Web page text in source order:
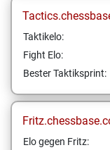
Taktikelo:
Fight Elo:
Bester Taktiksprint:
Elo gegen Fritz: